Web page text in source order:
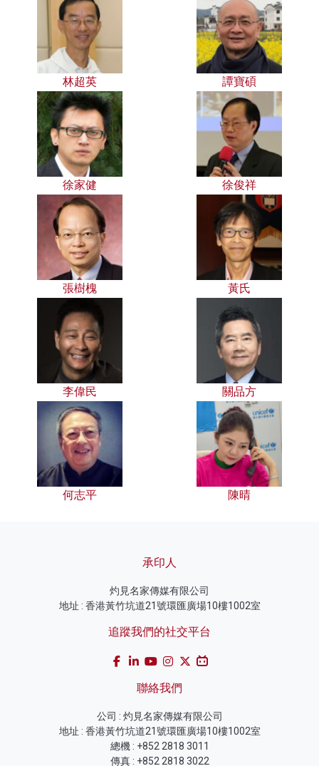
林超英 譚寶碩
徐家健 徐俊祥
張樹槐 黃氏
李偉民 關品方
何志平 陳晴
承印人
灼見名家傳媒有限公司
地址 : 香港黃竹坑道21號環匯廣場10樓1002室
追蹤我們的社交平台
聯絡我們
公司 : 灼見名家傳媒有限公司
地址 : 香港黃竹坑道21號環匯廣場10樓1002室
總機 : +852 2818 3011
傳真 : +852 2818 3022